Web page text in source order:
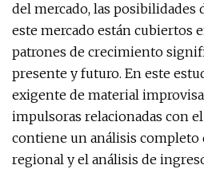
del mercado, las
este mercado están cubiertos
patrones de crecimiento
presente y futuro. En este
exigente de material
impulsoras relacionadas con
contiene un análisis completo
regional y el análisis de